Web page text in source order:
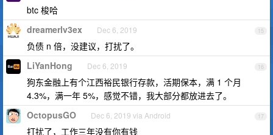
btc 梭哈
15
dreamerlv3ex Dec 6, 2019
负债 n 倍，没建议，打扰了。
16
LiYanHong Dec 6, 2019
狗东金融上有个江西裕民银行存款，活期保本，满 1 个月
4.3%，满一年 5%，感觉不错，我大部分都放进去了。
17
OctopusGO Dec 6, 2019 via Android
打扰了，工作三年没有你有钱